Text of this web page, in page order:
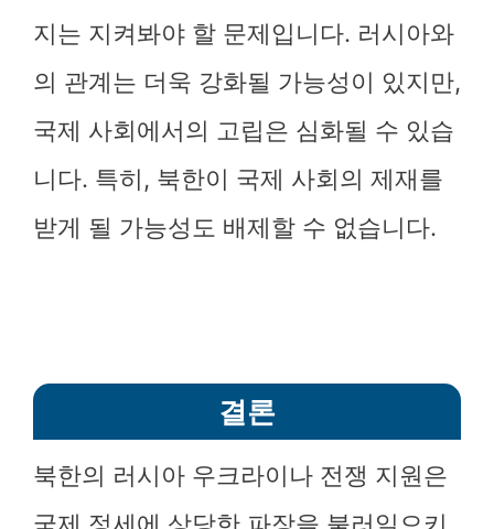
지는 지켜봐야 할 문제입니다. 러시아와
의 관계는 더욱 강화될 가능성이 있지만,
국제 사회에서의 고립은 심화될 수 있습
니다. 특히, 북한이 국제 사회의 제재를
받게 될 가능성도 배제할 수 없습니다.
결론
북한의 러시아 우크라이나 전쟁 지원은